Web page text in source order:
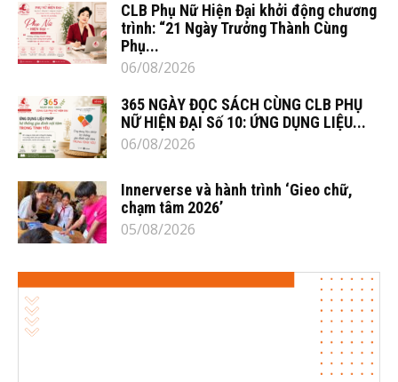
CLB Phụ Nữ Hiện Đại khởi động chương
trình: “21 Ngày Trưởng Thành Cùng
Phụ...
06/08/2026
365 NGÀY ĐỌC SÁCH CÙNG CLB PHỤ
NỮ HIỆN ĐẠI Số 10: ỨNG DỤNG LIỆU...
06/08/2026
Innerverse và hành trình ‘Gieo chữ,
chạm tâm 2026’
05/08/2026